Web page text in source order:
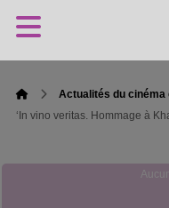
Actualités du cinéma
‘In vino veritas. Hommage à